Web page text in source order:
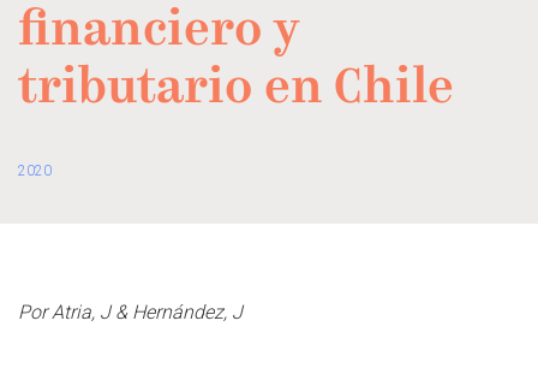
financiero y
tributario en Chile
2020
Por Atria, J & Hernández, J